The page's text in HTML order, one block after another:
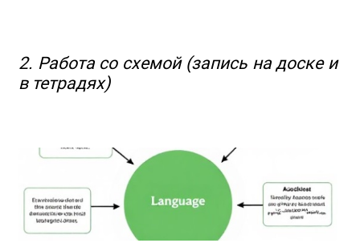
2. Работа со схемой (запись на доске и
в тетрадях)